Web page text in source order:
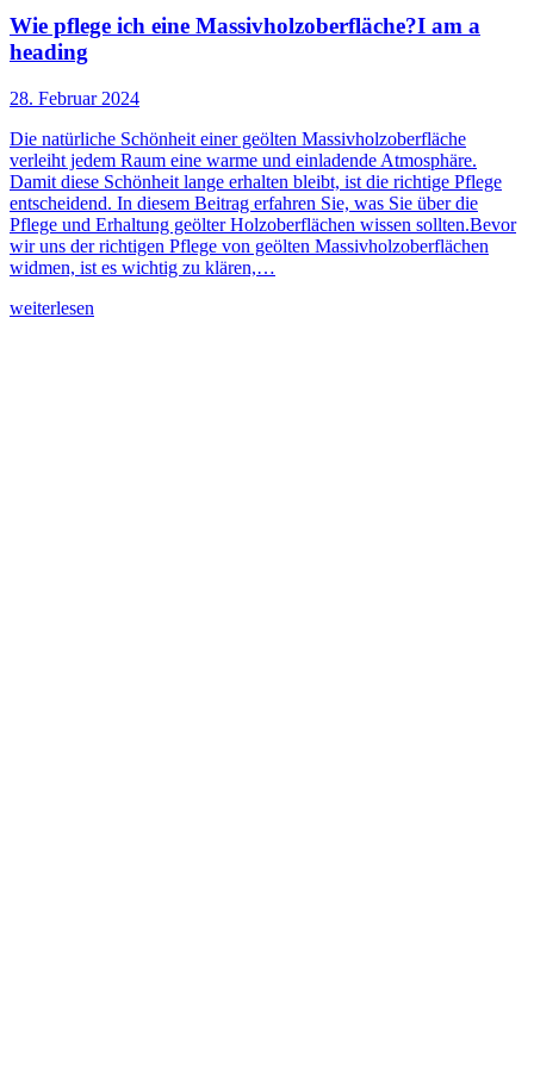
Wie pflege ich eine Massivholzoberfläche?I am a
heading
28. Februar 2024
Die natürliche Schönheit einer geölten Massivholzoberfläche
verleiht jedem Raum eine warme und einladende Atmosphäre.
Damit diese Schönheit lange erhalten bleibt, ist die richtige Pflege
entscheidend. In diesem Beitrag erfahren Sie, was Sie über die
Pflege und Erhaltung geölter Holzoberflächen wissen sollten.Bevor
wir uns der richtigen Pflege von geölten Massivholzoberflächen
widmen, ist es wichtig zu klären,…
weiterlesen